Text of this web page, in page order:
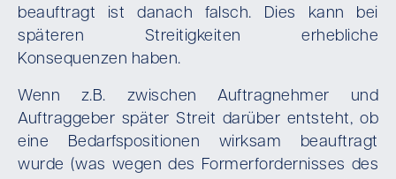
beauftragt ist danach falsch. Dies kann bei
späteren Streitigkeiten erhebliche
Konsequenzen haben.
Wenn z.B. zwischen Auftragnehmer und
Auftraggeber später Streit darüber entsteht, ob
eine Bedarfspositionen wirksam beauftragt
wurde (was wegen des Formerfordernisses des